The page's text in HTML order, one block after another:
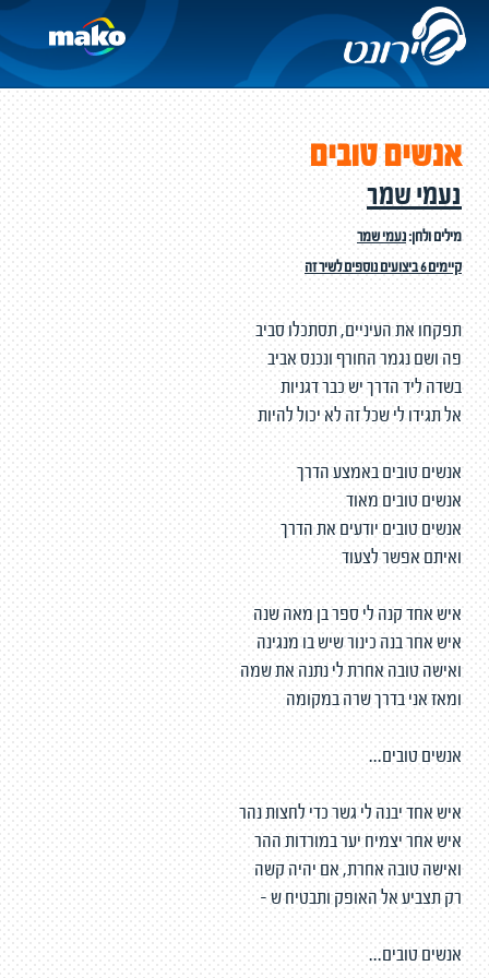
אנשים טובים
נעמי שמר
מילים ולחן:נעמי שמר
קיימים 6 ביצועים נוספים לשיר זה
תפקחו את העיניים, תסתכלו סביב
פה ושם נגמר החורף ונכנס אביב
בשדה ליד הדרך יש כבר דגניות
אל תגידו לי שכל זה לא יכול להיות
אנשים טובים באמצע הדרך
אנשים טובים מאוד
אנשים טובים יודעים את הדרך
ואיתם אפשר לצעוד
איש אחד קנה לי ספר בן מאה שנה
איש אחר בנה כינור שיש בו מנגינה
ואישה טובה אחרת לי נתנה את שמה
ומאז אני בדרך שרה במקומה
אנשים טובים...
איש אחד יבנה לי גשר כדי לחצות נהר
איש אחר יצמיח יער במורדות ההר
ואישה טובה אחרת, אם יהיה קשה
רק תצביע אל האופק ותבטיח ש -
אנשים טובים...